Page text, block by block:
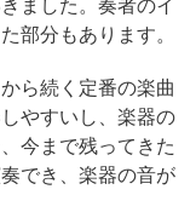
部分もあります。
ら続く定番の楽曲
やすいし、楽器の
今まで残ってきた
でき、楽器の音が